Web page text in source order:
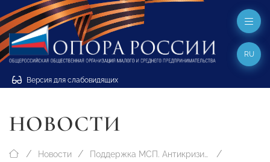
Версия для слабовидящих
RU
НОВОСТИ
Новости Поддержка МСП. Антикризисные меры